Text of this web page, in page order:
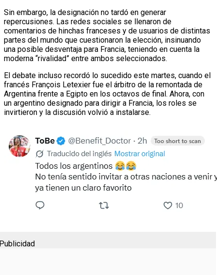
Sin embargo, la designación no tardó en generar
repercusiones. Las redes sociales se llenaron de
comentarios de hinchas franceses y de usuarios de distintas
partes del mundo que cuestionaron la elección, insinuando
una posible desventaja para Francia, teniendo en cuenta la
moderna “rivalidad” entre ambos seleccionados.
El debate incluso recordó lo sucedido este martes, cuando el
francés François Letexier fue el árbitro de la remontada de
Argentina frente a Egipto en los octavos de final. Ahora, con
un argentino designado para dirigir a Francia, los roles se
invirtieron y la discusión volvió a instalarse.